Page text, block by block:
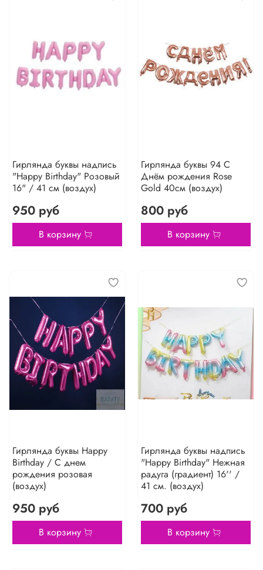
Гирлянда буквы надпись
"Happy Birthday" Розовый
16" / 41 см (воздух)
950 руб
В корзину
Гирлянда буквы 94 С
Днём рождения Rose
Gold 40см (воздух)
800 руб
В корзину
Гирлянда буквы Happy
Birthday / С днем
рождения розовая
(воздух)
950 руб
В корзину
Гирлянда буквы надпись
"Happy Birthday" Нежная
радуга (градиент) 16'' /
41 см. (воздух)
700 руб
В корзину